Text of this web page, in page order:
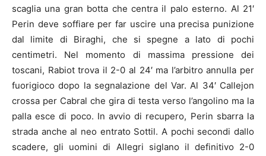
scaglia una gran botta che centra il palo esterno. Al 21′
Perin deve soffiare per far uscire una precisa punizione
dal limite di Biraghi, che si spegne a lato di pochi
centimetri. Nel momento di massima pressione dei
toscani, Rabiot trova il 2-0 al 24′ ma l’arbitro annulla per
fuorigioco dopo la segnalazione del Var. Al 34′ Callejon
crossa per Cabral che gira di testa verso l’angolino ma la
palla esce di poco. In avvio di recupero, Perin sbarra la
strada anche al neo entrato Sottil. A pochi secondi dallo
scadere, gli uomini di Allegri siglano il definitivo 2-0